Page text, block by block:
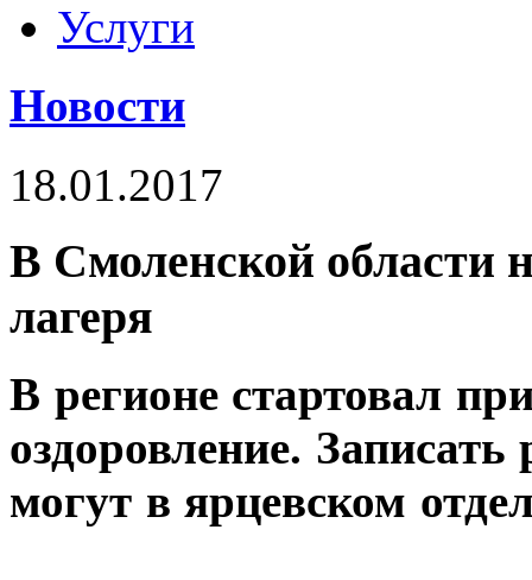
Услуги
Новости
18.01.2017
В Смоленской области
лагеря
В регионе стартовал
оздоровление.
могут в ярцевском